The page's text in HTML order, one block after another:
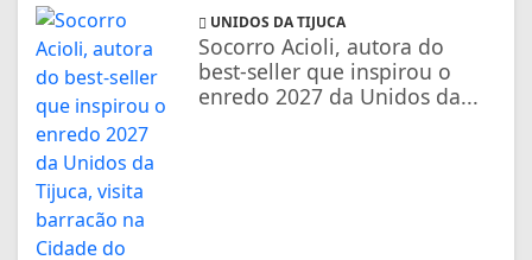
UNIDOS DA TIJUCA
Socorro Acioli, autora do
best-seller que inspirou o
enredo 2027 da Unidos da...